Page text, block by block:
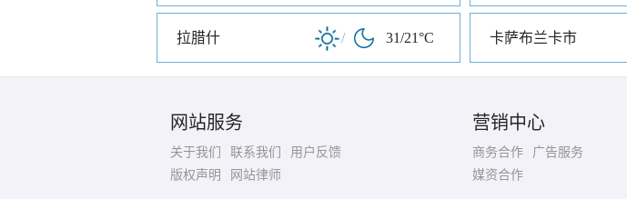
拉腊什 / 31/21°C 卡萨布兰卡市
网站服务
关于我们 联系我们
用户反馈
版权声明
网站律师
营销中心
商务合作
广告服务
媒资合作